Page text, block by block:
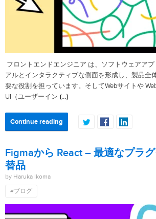
フロントエンドエンジニア は、ソフトウェアア
アルとインタラクティブな側面を形成し、製品全
要な役割を担っています。そしてWebサイトや
UI（ユーザーイン (…)
Continue reading
Figmaから React – 最適なプラ
替品
by Haruka Ikoma
#ブログ